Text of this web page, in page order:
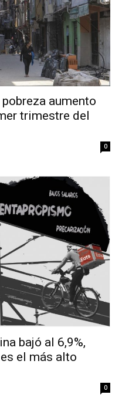
aumento
trimestre del
0
bajó al 6,9%,
el más alto
0